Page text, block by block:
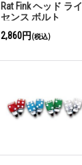
Rat Fink ヘッド ライ
センス ボルト
2,860円 (税込)